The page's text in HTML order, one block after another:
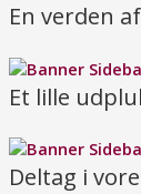
En verden
Et lille
Deltag i